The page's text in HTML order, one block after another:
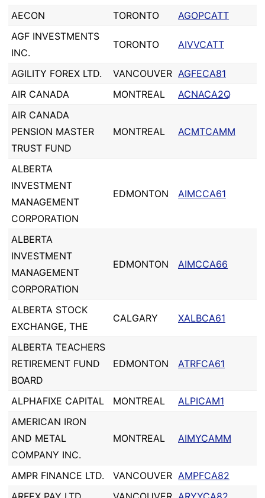
AECON TORONTO
AGOPCATT
AGF INVESTMENTS
INC.
TORONTO AIVVCATT
AGILITY FOREX LTD. VANCOUVER AGFECA81
AIR CANADA
MONTREAL
ACNACA2Q
AIR CANADA
PENSION MASTER
TRUST FUND
MONTREAL ACMTCAMM
ALBERTA
INVESTMENT
MANAGEMENT
CORPORATION
EDMONTON AIMCCA61
ALBERTA
INVESTMENT
MANAGEMENT
CORPORATION
EDMONTON AIMCCA66
ALBERTA STOCK
EXCHANGE, THE
CALGARY XALBCA61
ALBERTA TEACHERS
RETIREMENT FUND
BOARD
EDMONTON ATRFCA61
ALPHAFIXE CAPITAL MONTREAL
ALPICAM1
AMERICAN IRON
AND METAL
COMPANY INC.
MONTREAL AIMYCAMM
AMPR FINANCE LTD. VANCOUVER AMPFCA82